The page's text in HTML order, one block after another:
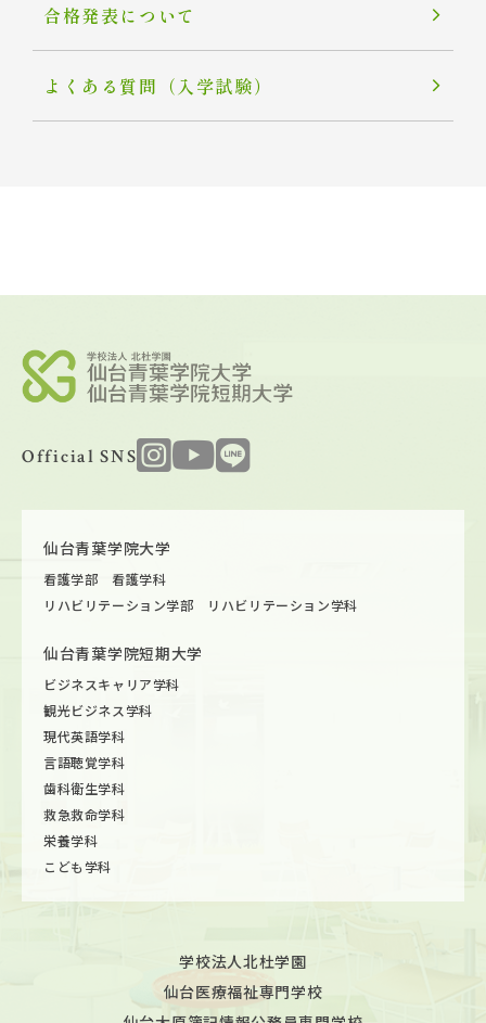
合格発表について
よくある質問（入学試験）
Official SNS
仙台青葉学院大学
看護学部 看護学科
リハビリテーション学部 リハビリテーション学科
仙台青葉学院短期大学
ビジネスキャリア学科
観光ビジネス学科
現代英語学科
言語聴覚学科
歯科衛生学科
救急救命学科
栄養学科
こども学科
学校法人北杜学園
仙台医療福祉専門学校